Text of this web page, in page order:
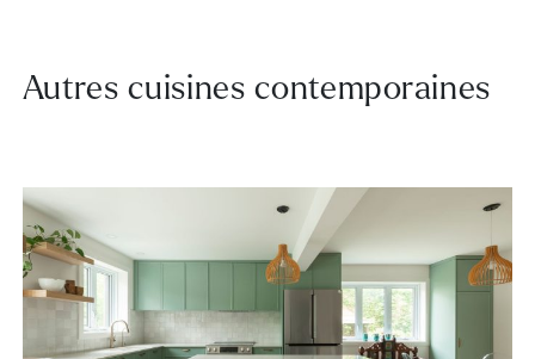
Autres cuisines contemporaines